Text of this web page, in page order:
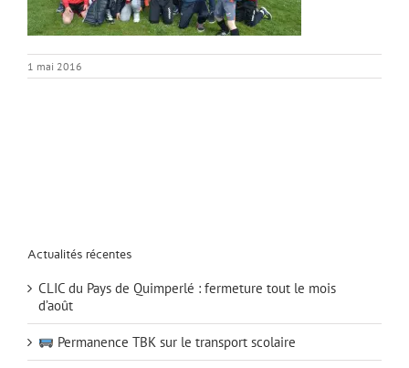
1 mai 2016
Actualités récentes
CLIC du Pays de Quimperlé : fermeture tout le mois
d’août
Permanence TBK sur le transport scolaire